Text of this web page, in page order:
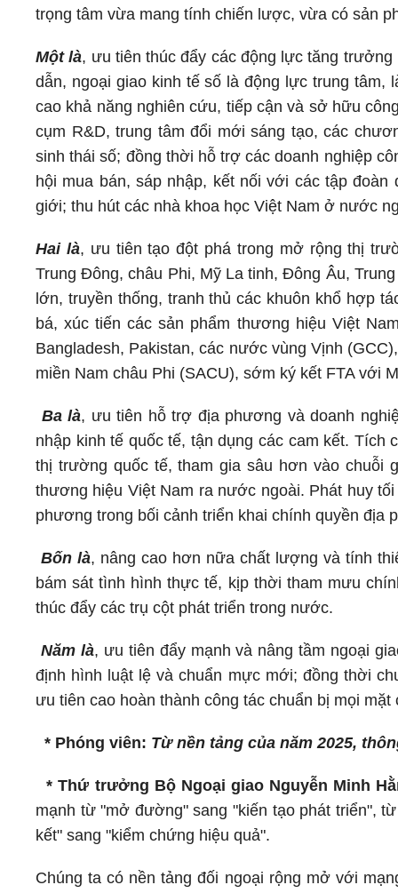
trọng tâm vừa mang tính chiến lược, vừa có sản
Một là, ưu tiên thúc đẩy các động lực tăng
dẫn, ngoại giao kinh tế số là động lực trung tâm,
cao khả năng nghiên cứu, tiếp cận và sở hữu
cụm R&D, trung tâm đổi mới sáng tạo, các
sinh thái số; đồng thời hỗ trợ các doanh nghiệp
hội mua bán, sáp nhập, kết nối với các tập
giới; thu hút các nhà khoa học Việt Nam ở nước
Hai là, ưu tiên tạo đột phá trong mở rộng thị
Trung Đông, châu Phi, Mỹ La tinh, Đông Âu,
lớn, truyền thống, tranh thủ các khuôn khổ hợp
bá, xúc tiến các sản phẩm thương hiệu Việt
Bangladesh, Pakistan, các nước vùng Vịnh
miền Nam châu Phi (SACU), sớm ký kết FTA với
Ba là, ưu tiên hỗ trợ địa phương và doanh
nhập kinh tế quốc tế, tận dụng các cam kết.
thị trường quốc tế, tham gia sâu hơn vào chuỗi
thương hiệu Việt Nam ra nước ngoài. Phát huy
phương trong bối cảnh triển khai chính quyền địa
Bốn là, nâng cao hơn nữa chất lượng và tính
bám sát tình hình thực tế, kịp thời tham mưu
thúc đẩy các trụ cột phát triển trong nước.
Năm là, ưu tiên đẩy mạnh và nâng tầm ngoại
định hình luật lệ và chuẩn mực mới; đồng thời
ưu tiên cao hoàn thành công tác chuẩn bị mọi mặt
* Phóng viên: Từ nền tảng của năm 2025,
* Thứ trưởng Bộ Ngoại giao Nguyễn Minh
mạnh từ "mở đường" sang "kiến tạo phát triển",
kết" sang "kiểm chứng hiệu quả".
Chúng ta có nền tảng đối ngoại rộng mở với